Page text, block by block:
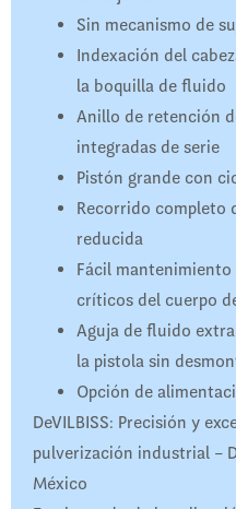
Sin mecanismo de
Indexación del
la boquilla de fluido
Anillo de retención
integradas de serie
Pistón grande con
Recorrido completo
reducida
Fácil
críticos del cuerpo
Aguja de fluido
la pistola sin
Opción de
DeVILBISS: Precisión y
pulverización industrial –
México